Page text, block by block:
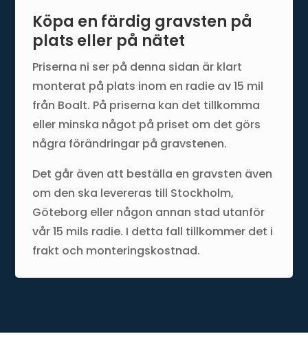
Köpa en färdig gravsten på
plats eller på nätet
Priserna ni ser på denna sidan är klart
monterat på plats inom en radie av 15 mil
från Boalt. På priserna kan det tillkomma
eller minska något på priset om det görs
några förändringar på gravstenen.
Det går även att beställa en gravsten även
om den ska levereras till Stockholm,
Göteborg eller någon annan stad utanför
vår 15 mils radie. I detta fall tillkommer det i
frakt och monteringskostnad.